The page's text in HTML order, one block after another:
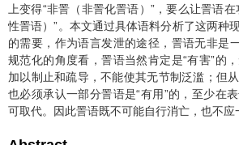
上变得“非詈（非詈化詈语）”，要么让詈语
性詈语）”。本文通过具体语料分析了这两种
的需要，作为语言发泄的途径，詈语无非是
规范化的角度看，詈语当然肯定是“有害”的
加以制止和疏导，不能使其无节制泛滥；但
也必须承认一部分詈语是“有用”的，至少在
可取代。因此詈语既不可能自行消亡，也不应